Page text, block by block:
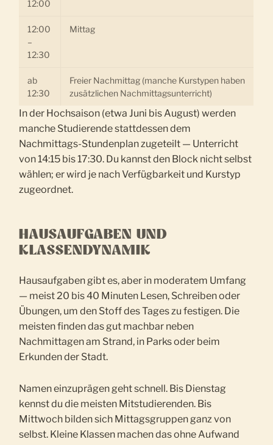
12:00
12:00
–
12:30
Mittag
ab
12:30
Freier Nachmittag (manche Kurstypen haben
zusätzlichen Nachmittagsunterricht)
In der Hochsaison (etwa Juni bis August) werden
manche Studierende stattdessen dem
Nachmittags-Stundenplan zugeteilt — Unterricht
von 14:15 bis 17:30. Du kannst den Block nicht selbst
wählen; er wird je nach Verfügbarkeit und Kurstyp
zugeordnet.
HAUSAUFGABEN UND
KLASSENDYNAMIK
Hausaufgaben gibt es, aber in moderatem Umfang
— meist 20 bis 40 Minuten Lesen, Schreiben oder
Übungen, um den Stoff des Tages zu festigen. Die
meisten finden das gut machbar neben
Nachmittagen am Strand, in Parks oder beim
Erkunden der Stadt.
Namen einzuprägen geht schnell. Bis Dienstag
kennst du die meisten Mitstudierenden. Bis
Mittwoch bilden sich Mittagsgruppen ganz von
selbst. Kleine Klassen machen das ohne Aufwand